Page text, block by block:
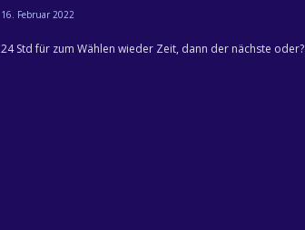
16. Februar 2022
24 Std für zum Wählen wieder Zeit, dann der nächste oder?